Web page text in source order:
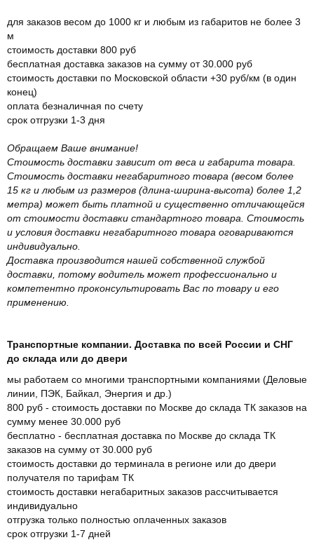
для заказов весом до 1000 кг и любым из габаритов не более 3
м
стоимость доставки 800 руб
бесплатная доставка заказов на сумму от 30.000 руб
стоимость доставки по Московской области +30 руб/км (в один
конец)
оплата безналичная по счету
срок отгрузки 1-3 дня
Обращаем Ваше внимание!
Стоимость доставки зависит от веса и габарита товара.
Стоимость доставки негабаритного товара (весом более
15 кг и любым из размеров (длина-ширина-высота) более 1,2
метра) может быть платной и существенно отличающейся
от стоимости доставки стандартного товара. Стоимость
и условия доставки негабаритного товара оговариваются
индивидуально.
Доставка производится нашей собственной службой
доставки, потому водитель может профессионально и
компетентно проконсультировать Вас по товару и его
применению.
Транспортные компании. Доставка по всей России и СНГ
до склада или до двери
мы работаем со многими транспортными компаниями (Деловые
линии, ПЭК, Байкал, Энергия и др.)
800 руб - стоимость доставки по Москве до склада ТК заказов на
сумму менее 30.000 руб
бесплатно - бесплатная доставка по Москве до склада ТК
заказов на сумму от 30.000 руб
стоимость доставки до терминала в регионе или до двери
получателя по тарифам ТК
стоимость доставки негабаритных заказов рассчитывается
индивидуально
отгрузка только полностью оплаченных заказов
срок отгрузки 1-7 дней